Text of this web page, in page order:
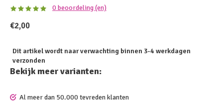
0 beoordeling (en)
€2,00
Dit artikel wordt naar verwachting binnen 3-4 werkdagen
verzonden
Bekijk meer varianten:
Al meer dan 50.000 tevreden klanten